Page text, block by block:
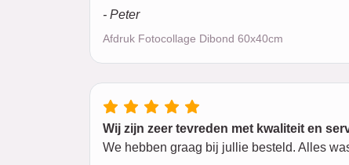
- Peter
Afdruk Fotocollage Dibond 60x40cm
Wij zijn zeer tevreden met kwaliteit en
We hebben graag bij jullie besteld. Alles